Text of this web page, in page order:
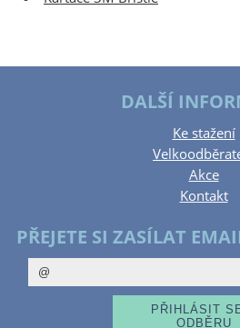
DALŠÍ
Ke stažení
Akce
Kontakt
PŘEJETE SI ZASÍLAT